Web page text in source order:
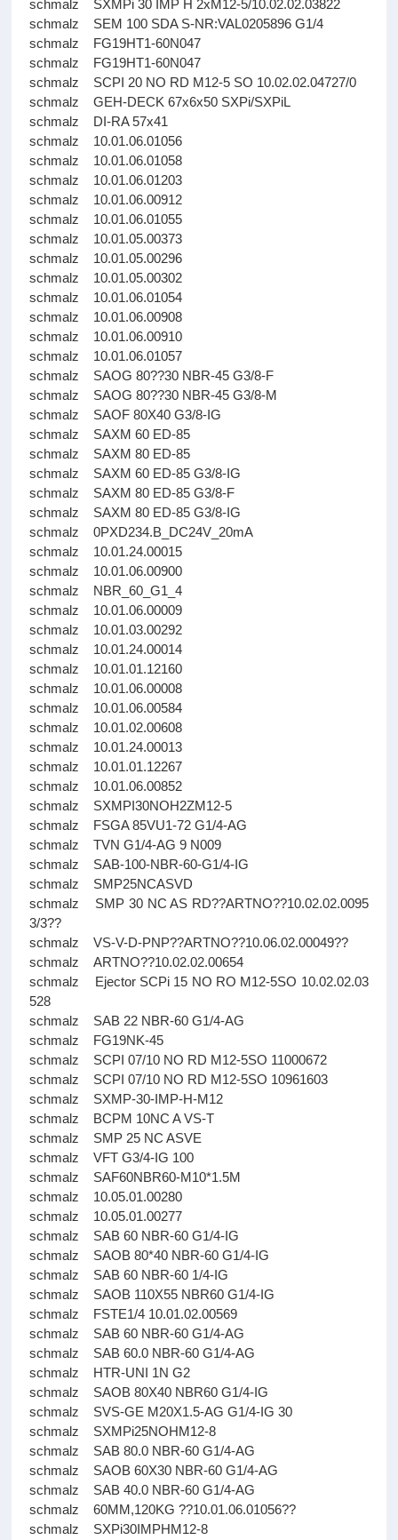
schmalz SXMPi 30 IMP H 2xM12-5/10.02.02.03822
schmalz SEM 100 SDA S-NR:VAL0205896 G1/4
schmalz FG19HT1-60N047
schmalz FG19HT1-60N047
schmalz SCPI 20 NO RD M12-5 SO 10.02.02.04727/0
schmalz GEH-DECK 67x6x50 SXPi/SXPiL
schmalz DI-RA 57x41
schmalz 10.01.06.01056
schmalz 10.01.06.01058
schmalz 10.01.06.01203
schmalz 10.01.06.00912
schmalz 10.01.06.01055
schmalz 10.01.05.00373
schmalz 10.01.05.00296
schmalz 10.01.05.00302
schmalz 10.01.06.01054
schmalz 10.01.06.00908
schmalz 10.01.06.00910
schmalz 10.01.06.01057
schmalz SAOG 80??30 NBR-45 G3/8-F
schmalz SAOG 80??30 NBR-45 G3/8-M
schmalz SAOF 80X40 G3/8-IG
schmalz SAXM 60 ED-85
schmalz SAXM 80 ED-85
schmalz SAXM 60 ED-85 G3/8-IG
schmalz SAXM 80 ED-85 G3/8-F
schmalz SAXM 80 ED-85 G3/8-IG
schmalz 0PXD234.B_DC24V_20mA
schmalz 10.01.24.00015
schmalz 10.01.06.00900
schmalz NBR_60_G1_4
schmalz 10.01.06.00009
schmalz 10.01.03.00292
schmalz 10.01.24.00014
schmalz 10.01.01.12160
schmalz 10.01.06.00008
schmalz 10.01.06.00584
schmalz 10.01.02.00608
schmalz 10.01.24.00013
schmalz 10.01.01.12267
schmalz 10.01.06.00852
schmalz SXMPI30NOH2ZM12-5
schmalz FSGA 85VU1-72 G1/4-AG
schmalz TVN G1/4-AG 9 N009
schmalz SAB-100-NBR-60-G1/4-IG
schmalz SMP25NCASVD
schmalz SMP 30 NC AS RD??ARTNO??10.02.02.0095
3/3??
schmalz VS-V-D-PNP??ARTNO??10.06.02.00049??
schmalz ARTNO??10.02.02.00654
schmalz Ejector SCPi 15 NO RO M12-5SO 10.02.02.03
528
schmalz SAB 22 NBR-60 G1/4-AG
schmalz FG19NK-45
schmalz SCPI 07/10 NO RD M12-5SO 11000672
schmalz SCPI 07/10 NO RD M12-5SO 10961603
schmalz SXMP-30-IMP-H-M12
schmalz BCPM 10NC A VS-T
schmalz SMP 25 NC ASVE
schmalz VFT G3/4-IG 100
schmalz SAF60NBR60-M10*1.5M
schmalz 10.05.01.00280
schmalz 10.05.01.00277
schmalz SAB 60 NBR-60 G1/4-IG
schmalz SAOB 80*40 NBR-60 G1/4-IG
schmalz SAB 60 NBR-60 1/4-IG
schmalz SAOB 110X55 NBR60 G1/4-IG
schmalz FSTE1/4 10.01.02.00569
schmalz SAB 60 NBR-60 G1/4-AG
schmalz SAB 60.0 NBR-60 G1/4-AG
schmalz HTR-UNI 1N G2
schmalz SAOB 80X40 NBR60 G1/4-IG
schmalz SVS-GE M20X1.5-AG G1/4-IG 30
schmalz SXMPi25NOHM12-8
schmalz SAB 80.0 NBR-60 G1/4-AG
schmalz SAOB 60X30 NBR-60 G1/4-AG
schmalz SAB 40.0 NBR-60 G1/4-AG
schmalz 60MM,120KG ??10.01.06.01056??
schmalz SXPi30IMPHM12-8